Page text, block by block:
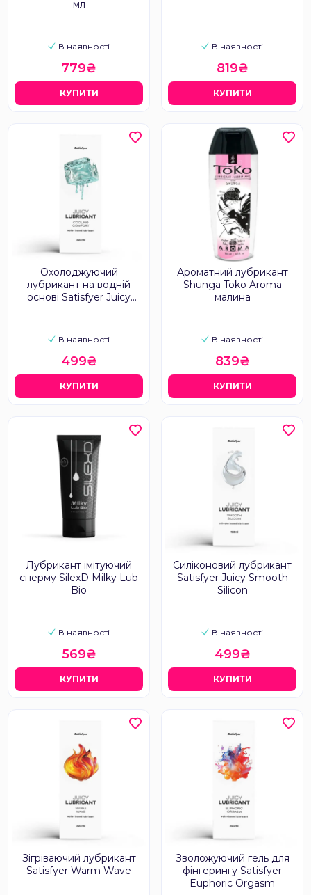
мл
В наявності
779₴
КУПИТИ
В наявності
819₴
КУПИТИ
Охолоджуючий
лубрикант на водній
основі Satisfyer Juicy
В наявності
499₴
КУПИТИ
Ароматний лубрикант
Shunga Toko Aroma
малина
В наявності
839₴
КУПИТИ
Лубрикант імітуючий
сперму SilexD Milky Lub
Bio
В наявності
569₴
КУПИТИ
Силіконовий лубрикант
Satisfyer Juicy Smooth
Silicon
В наявності
499₴
КУПИТИ
Зігріваючий лубрикант
Satisfyer Warm Wave
Зволожуючий гель для
фінгерингу Satisfyer
Euphoric Orgasm